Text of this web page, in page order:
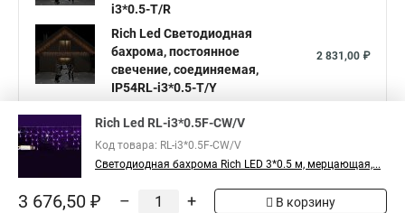
i3*0.5-T/R
Rich Led Светодиодная
бахрома, постоянное
свечение, соединяемая,
IP54RL-i3*0.5-T/Y
2 831,00 ₽
бахрома, постоянное
свечение, соединяемая, IP54
RL-i3*0.5-T/B
Показать больше
Rich Led RL-i3*0.5F-CW/V
Код товара: RL-i3*0.5F-CW/V
Светодиодная бахрома Rich LED 3*0.5 м, мерцающая,...
3 676,50 ₽ – + В корзину